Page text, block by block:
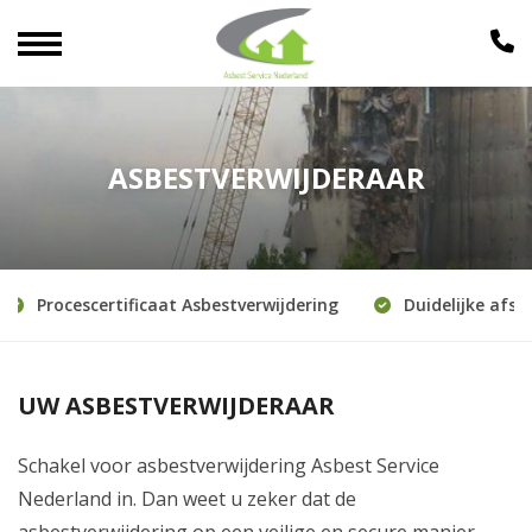
ASBESTVERWIJDERAAR
Procescertificaat Asbestverwijdering Duidelijke
UW ASBESTVERWIJDERAAR
Schakel voor asbestverwijdering Asbest Service
Nederland in. Dan weet u zeker dat de